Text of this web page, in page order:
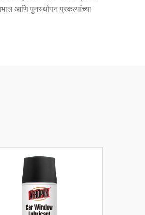
आणि पुनर्स्थापन प्रकल्पांच्या